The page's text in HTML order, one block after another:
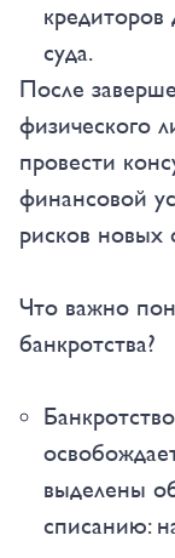
кредиторов
суда.
После
физического
провести
финансовой
рисков новых
Что важно
банкротства?
выделены
списанию: